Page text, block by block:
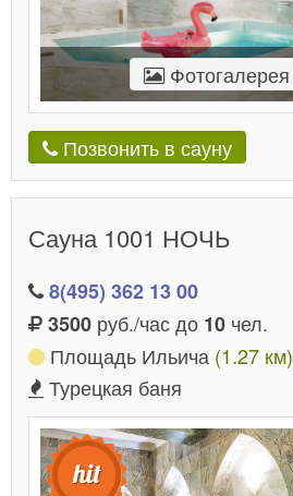
Фотогалерея
Позвонить в сауну
Сауна 1001 НОЧЬ
8(495) 362 13 00
3500 руб./час до 10 чел.
Площадь Ильича (1.27 км)
Турецкая баня